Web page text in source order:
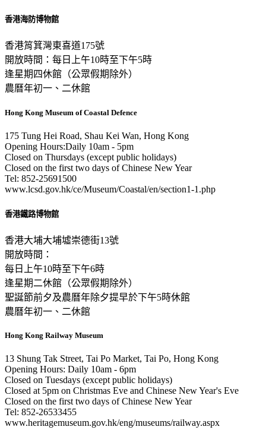
香港海防博物館
香港筲箕灣東喜道175號
開放時間：每日上午10時至下午5時
逢星期四休館（公眾假期除外）
農曆年初一、二休館
Hong Kong Museum of Coastal Defence
175 Tung Hei Road, Shau Kei Wan, Hong Kong
Opening Hours:Daily 10am - 5pm
Closed on Thursdays (except public holidays)
Closed on the first two days of Chinese New Year
Tel: 852-25691500
www.lcsd.gov.hk/ce/Museum/Coastal/en/section1-1.php
香港鐵路博物館
香港大埔大埔墟崇德街13號
開放時間：
每日上午10時至下午6時
逢星期二休館（公眾假期除外）
聖誕節前夕及農曆年除夕提早於下午5時休館
農曆年初一、二休館
Hong Kong Railway Museum
13 Shung Tak Street, Tai Po Market, Tai Po, Hong Kong
Opening Hours: Daily 10am - 6pm
Closed on Tuesdays (except public holidays)
Closed at 5pm on Christmas Eve and Chinese New Year's Eve
Closed on the first two days of Chinese New Year
Tel: 852-26533455
www.heritagemuseum.gov.hk/eng/museums/railway.aspx